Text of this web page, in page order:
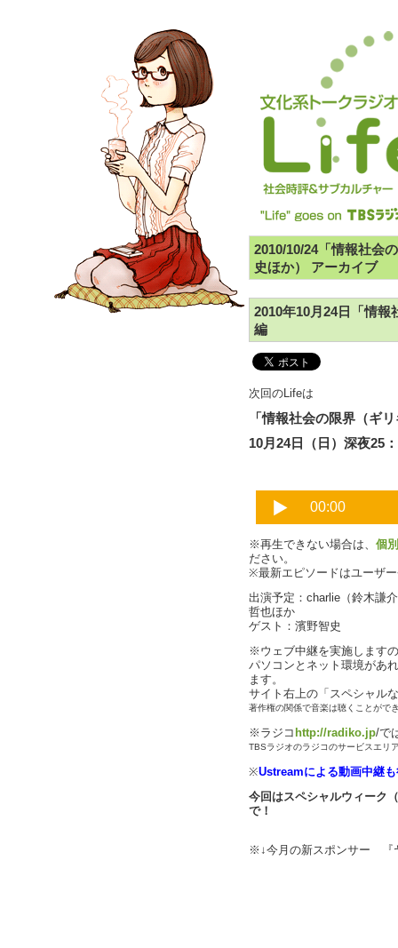
2010/10/24「情報社会
史ほか） アーカイブ
2010年10月24日「情報
編
次回のLifeは
「情報社会の限界（ギ
10月24日（日）深夜25
※再生できない場合は、 個
ださい。
※最新エピソードはユーザ
出演予定：charlie（鈴木謙
哲也ほか
ゲスト：濱野智史
※ウェブ中継を実施します
パソコンとネット環境があ
ます。
サイト右上の「スペシャル
著作権の関係で音楽は聴くことがで
※ラジコ http://radiko.jp/で
TBSラジオのラジコのサービスエリ
※Ustreamによる動画中継
今回はスペシャルウィーク
で！
※↓今月の新スポンサー 『